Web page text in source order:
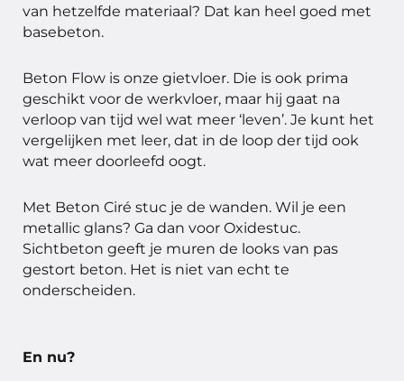
van hetzelfde materiaal? Dat kan heel goed met
basebeton.
Beton Flow is onze gietvloer. Die is ook prima
geschikt voor de werkvloer, maar hij gaat na
verloop van tijd wel wat meer ‘leven’. Je kunt het
vergelijken met leer, dat in de loop der tijd ook
wat meer doorleefd oogt.
Met Beton Ciré stuc je de wanden. Wil je een
metallic glans? Ga dan voor Oxidestuc.
Sichtbeton geeft je muren de looks van pas
gestort beton. Het is niet van echt te
onderscheiden.
En nu?